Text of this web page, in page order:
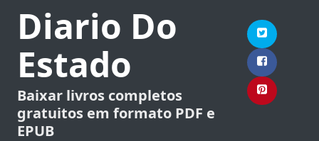
Diario Do
Estado
Baixar livros completos
gratuitos em formato PDF e
EPUB